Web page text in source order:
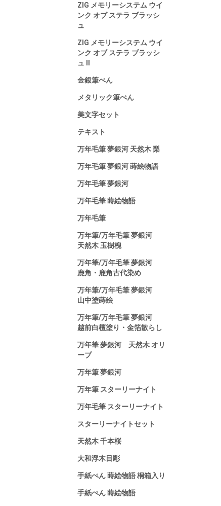
ZIG メモリーシステム ウイ
ンク オブ ステラ ブラッシ
ュ
ZIG メモリーシステム ウイ
ンク オブ ステラ ブラッシ
ュ Ⅱ
金銀筆ぺん
メタリック筆ぺん
美文字セット
テキスト
万年毛筆 夢銀河 天然木 梨
万年毛筆 夢銀河 蒔絵物語
万年毛筆 夢銀河
万年毛筆 蒔絵物語
万年毛筆
万年筆/万年毛筆 夢銀河
天然木 玉樹槐
万年筆/万年毛筆 夢銀河
鹿角・鹿角古代染め
万年筆/万年毛筆 夢銀河
山中塗蒔絵
万年筆/万年毛筆 夢銀河
越前白檀塗り・金箔散らし
万年筆 夢銀河 天然木 オリ
ーブ
万年筆 夢銀河
万年筆 スターリーナイト
万年毛筆 スターリーナイト
スターリーナイトセット
天然木 千本桜
大和浮木目彫
手紙ぺん 蒔絵物語 桐箱入り
手紙ぺん 蒔絵物語